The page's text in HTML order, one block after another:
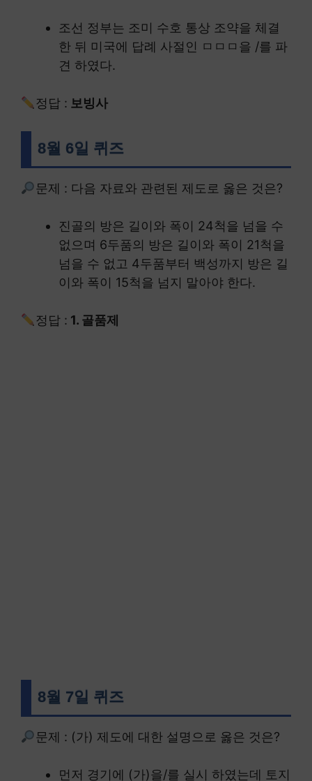
조선 정부는 조미 수호 통상 조약을 체결
한 뒤 미국에 답례 사절인 ㅁㅁㅁ을 /를 파
견 하였다.
정답 : 보빙사
8월 6일 퀴즈
문제 : 다음 자료와 관련된 제도로 옳은 것은?
진골의 방은 길이와 폭이 24척을 넘을 수
없으며 6두품의 방은 길이와 폭이 21척을
넘을 수 없고 4두품부터 백성까지 방은 길
이와 폭이 15척을 넘지 말아야 한다.
정답 : 1. 골품제
8월 7일 퀴즈
문제 : (가) 제도에 대한 설명으로 옳은 것은?
먼저 경기에 (가)을/를 실시 하였는데 토지